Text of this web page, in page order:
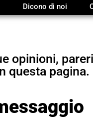
Dicono di noi
opinioni,
questa pagina.